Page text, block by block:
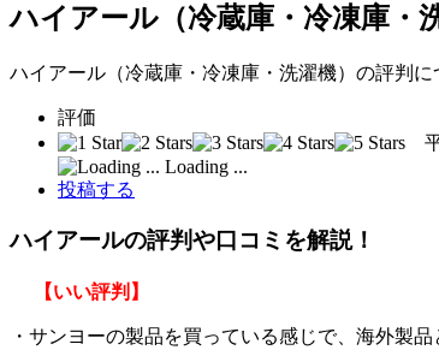
ハイアール（冷蔵庫・冷凍庫・
ハイアール（冷蔵庫・冷凍庫・洗濯機）の評判
評価
Loading ...
投稿する
ハイアールの評判や口コミを解説！
【いい評判】
・サンヨーの製品を買っている感じで、海外製